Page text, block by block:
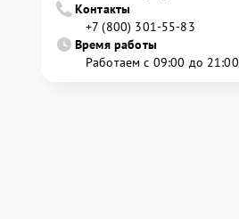
Контакты
+7 (800) 301-55-83
Время работы
Работаем с 09:00 до 21:00